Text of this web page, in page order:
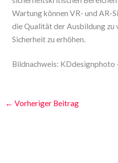
Wartung können VR- und AR-
die Qualität der Ausbildung zu
Sicherheit zu erhöhen.
Bildnachweis: KDdesignphoto
← Vorheriger Beitrag